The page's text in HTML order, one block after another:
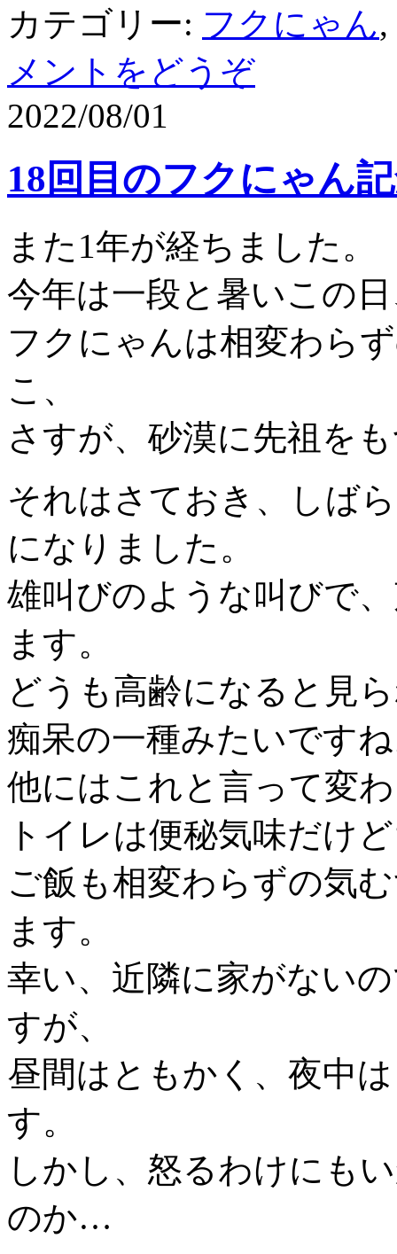
カテゴリー: フクにゃん,
メントをどうぞ
2022/08/01
18回目のフクにゃん
また1年が経ちました。
今年は一段と暑いこの
フクにゃんは相変わら
こ、
さすが、砂漠に先祖を
それはさておき、しば
になりました。
雄叫びのような叫びで
ます。
どうも高齢になると見
痴呆の一種みたいです
他にはこれと言って変
トイレは便秘気味だけ
ご飯も相変わらずの気
ます。
幸い、近隣に家がない
すが、
昼間はともかく、夜中
す。
しかし、怒るわけにも
のか…